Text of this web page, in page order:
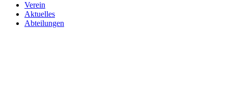
Verein
Aktuelles
Abteilungen